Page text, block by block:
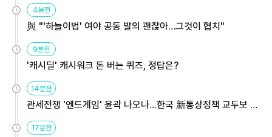
4분전
與 "'하늘이법' 여야 공동 발의 괜찮아…그것이 협치"
9분전
'캐시딜' 캐시워크 돈 버는 퀴즈, 정답은?
14분전
관세전쟁 '엔드게임' 윤곽 나오나…한국 新통상정책 교두보 활
용해야
17분전